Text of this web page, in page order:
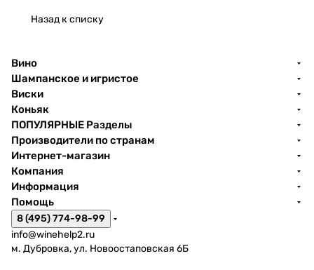
Назад к списку
Вино
Шампанское и игристое
Виски
Коньяк
ПОПУЛЯРНЫЕ Разделы
Производители по странам
Интернет-магазин
Компания
Информация
Помощь
8 (495) 774-98-99
info@winehelp2.ru
м. Дубровка, ул. Новоостаповская 6Б